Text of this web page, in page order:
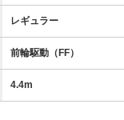
レギュラー
前輪駆動（FF）
4.4m